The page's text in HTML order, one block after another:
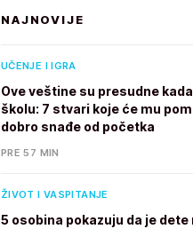
NAJNOVIJE
UČENJE I IGRA
Ove veštine su presudne
školu: 7 stvari koje će mu
dobro snađe od početka
PRE 57 MIN
ŽIVOT I VASPITANJE
5 osobina pokazuju da je dete